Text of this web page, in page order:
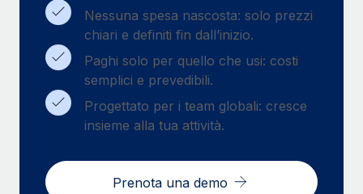
Nessuna spesa nascosta: solo prezzi
chiari e definiti fin dall’inizio.
Paghi solo per quello che usi: costi
semplici e prevedibili.
Progettato per i team globali: cresce
insieme alla tua attività.
Prenota una demo